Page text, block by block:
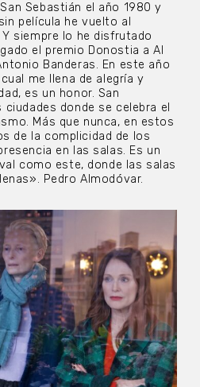
Sebastián el año 1980 y
película he vuelto al
siempre lo he disfrutado
el premio Donostia a Al
Banderas. En este año
me llena de alegría y
es un honor. San
donde se celebra el
Más que nunca, en estos
de la complicidad de los
en las salas. Es un
como este, donde las salas
Pedro Almodóvar.